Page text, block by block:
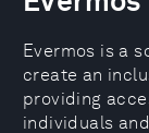
Evermos is a
create an
providing
individuals